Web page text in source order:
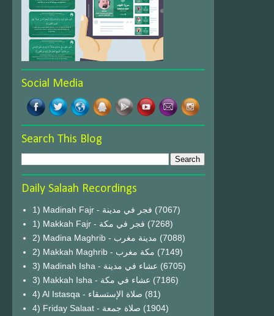
Social Media
Search This Blog
Daily Salaah Recordings
1) Madinah Fajr - فجر في مدينة (7067)
1) Makkah Fajr - فجر في مكة (7268)
2) Madina Maghrib - مدينة مغرب (7088)
2) Makkah Maghrib - مكة مغرب (7149)
3) Madinah Isha - عشاء في مدينة (6705)
3) Makkah Isha - عشاء في مكة (7186)
4) Al Istasqa - صلاة الإستسقاء (81)
4) Friday Salaat - صلاة جمعة (1904)